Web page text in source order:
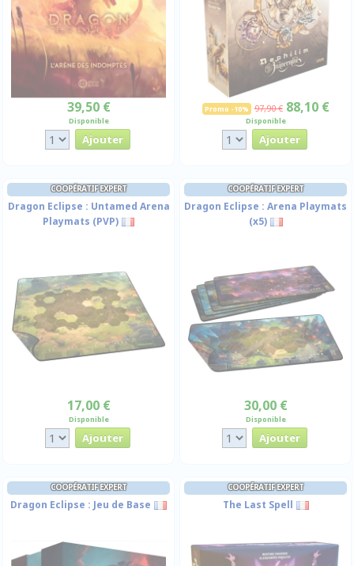
39,50 €
Disponible
Promo -10% 97,90 € 88,10 €
Disponible
COOPÉRATIF EXPERT
Dragon Eclipse : Untamed Arena
Playmats (PVP)
17,00 €
Disponible
COOPÉRATIF EXPERT
Dragon Eclipse : Arena Playmats
(x5)
30,00 €
Disponible
COOPÉRATIF EXPERT
Dragon Eclipse : Jeu de Base
COOPÉRATIF EXPERT
The Last Spell